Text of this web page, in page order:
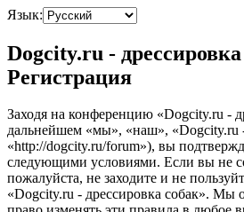
Язык:
Dogcity.ru -
Регистрация
Заходя на конференцию «Dogcity.ru -
дальнейшем «мы», «наш», «Dogcity.ru -
«http://dogcity.ru/forum»), вы
следующими условиями. Если вы не
пожалуйста, не заходите и не
«Dogcity.ru - дрессировка собак». Мы